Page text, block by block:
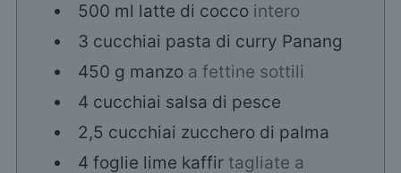
500 ml latte di cocco intero
3 cucchiai pasta di curry Panang
450 g manzo a fettine sottili
4 cucchiai salsa di pesce
2,5 cucchiai zucchero di palma
4 foglie lime kaffir tagliate a